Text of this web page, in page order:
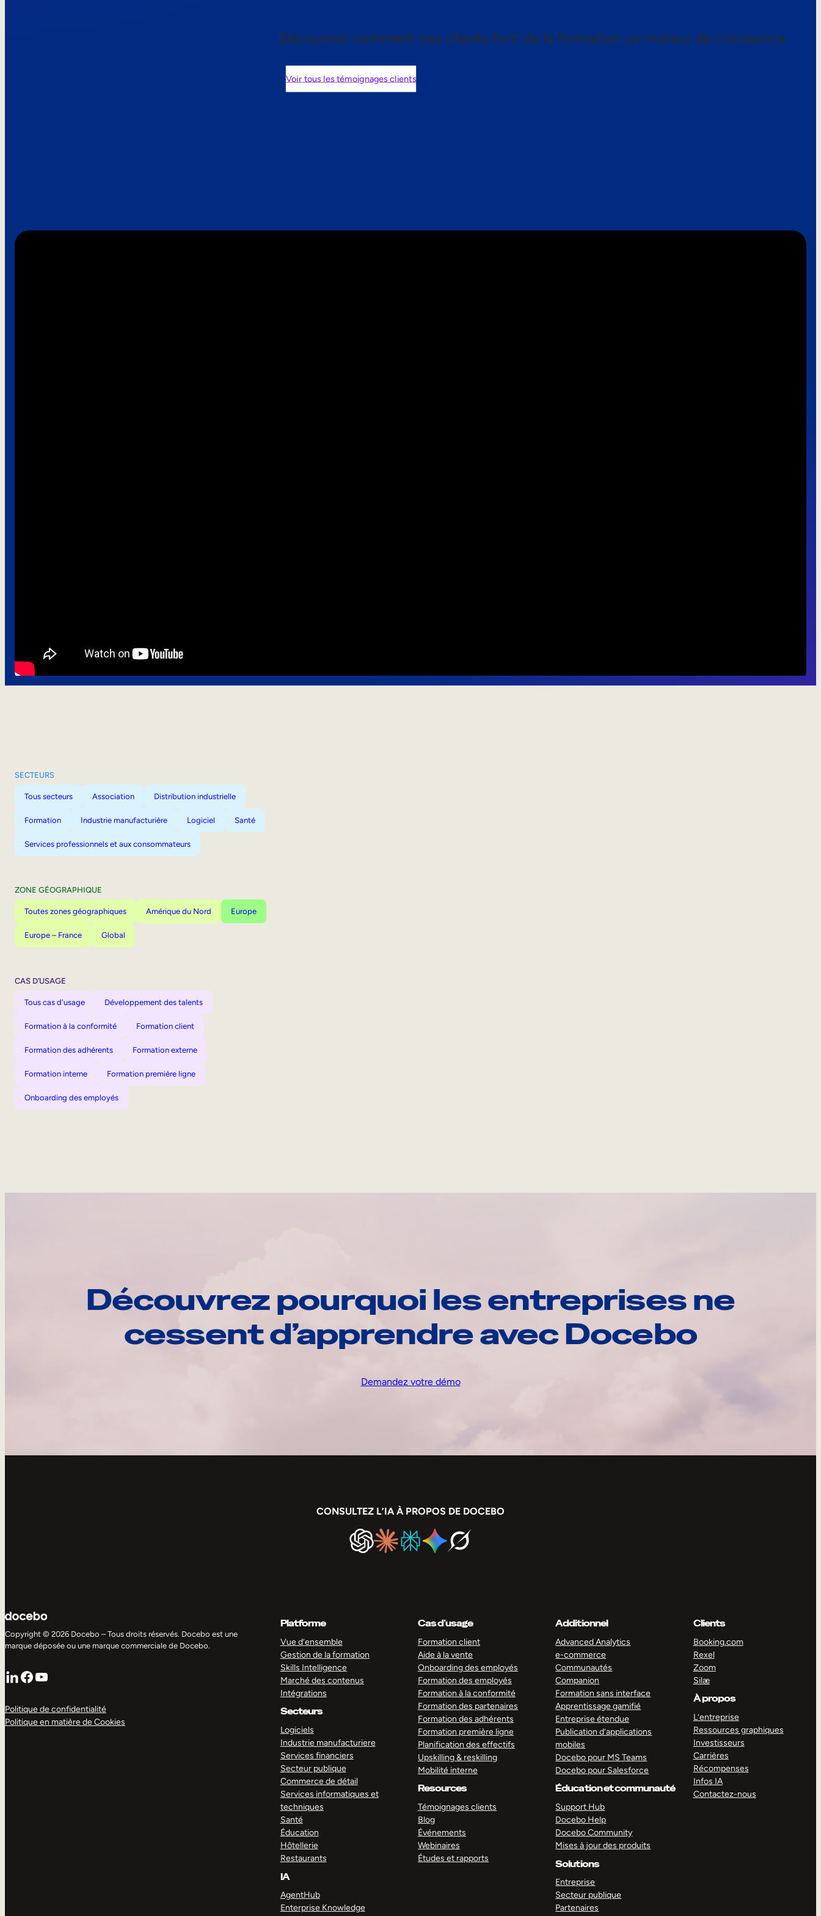
Découvrez comment nos clients font de la formation un moteur de croissance.
Voir tous les témoignages clients
SECTEURS
Tous secteurs Association Distribution industrielle
Formation Industrie manufacturière Logiciel Santé
Services professionnels et aux consommateurs
ZONE GÉOGRAPHIQUE
Toutes zones géographiques Amérique du Nord Europe
Europe – France Global
CAS D’USAGE
Tous cas d'usage Développement des talents
Formation à la conformité Formation client
Formation des adhérents Formation externe
Formation interne Formation première ligne
Onboarding des employés
Découvrez pourquoi les entreprises ne
cessent d’apprendre avec Docebo
Demandez votre démo
CONSULTEZ L’IA À PROPOS DE DOCEBO
Copyright © 2026 Docebo – Tous droits réservés. Docebo est une
marque déposée ou une marque commerciale de Docebo.
LinkedIn
Facebook
YouTube
Politique de confidentialité
Politique en matière de Cookies
Platforme
Vue d’ensemble
Gestion de la formation
Skills Intelligence
Marché des contenus
Intégrations
Secteurs
Logiciels
Industrie manufacturiere
Services financiers
Secteur publique
Commerce de détail
Services informatiques et
techniques
Santé
Éducation
Hôtellerie
Restaurants
IA
AgentHub
Enterprise Knowledge
Cas d’usage
Formation client
Aide à la vente
Onboarding des employés
Formation des employés
Formation à la conformité
Formation des partenaires
Formation des adhérents
Formation première ligne
Planification des effectifs
Upskilling & reskilling
Mobilité interne
Resources
Témoignages clients
Blog
Événements
Webinaires
Études et rapports
Additionnel
Advanced Analytics
e-commerce
Communautés
Companion
Formation sans interface
Apprentissage gamifié
Entreprise étendue
Publication d’applications
mobiles
Docebo pour MS Teams
Docebo pour Salesforce
Éducation et communauté
Support Hub
Docebo Help
Docebo Community
Mises à jour des produits
Solutions
Entreprise
Secteur publique
Partenaires
Clients
Booking.com
Rexel
Zoom
Silæ
À propos
L’entreprise
Ressources graphiques
Investisseurs
Carrières
Récompenses
Infos IA
Contactez-nous